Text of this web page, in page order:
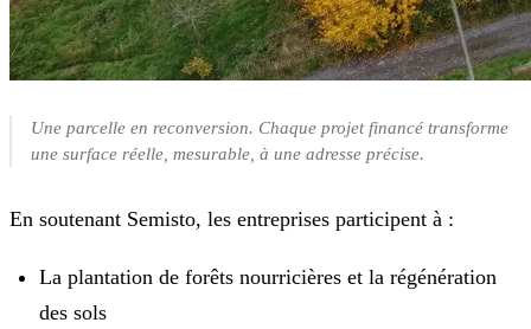
Une parcelle en reconversion. Chaque projet financé transforme
une surface réelle, mesurable, à une adresse précise.
En soutenant Semisto, les entreprises participent à :
La plantation de forêts nourricières et la régénération
des sols